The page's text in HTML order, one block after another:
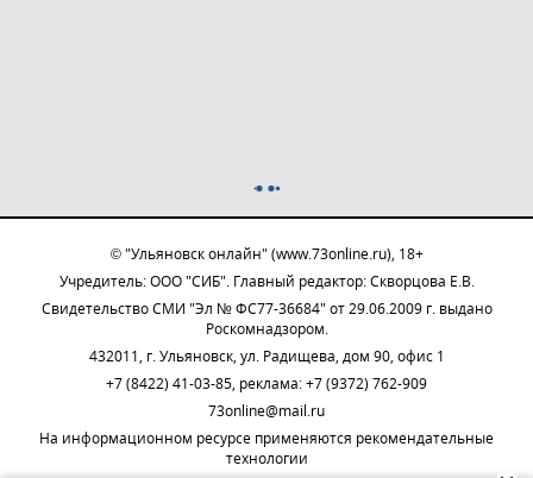
© "Ульяновск онлайн" (www.73online.ru), 18+
Учредитель: ООО "СИБ". Главный редактор: Скворцова Е.В.
Свидетельство СМИ "Эл № ФС77-36684" от 29.06.2009 г. выдано
Роскомнадзором.
432011, г. Ульяновск, ул. Радищева, дом 90, офис 1
+7 (8422) 41-03-85, реклама: +7 (9372) 762-909
73online@mail.ru
На информационном ресурсе применяются рекомендательные
технологии